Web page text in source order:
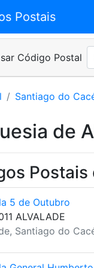
Postais
Código Postal
Santiago do
de
Postais
5 de Outubro
ALVALADE
Santiago do